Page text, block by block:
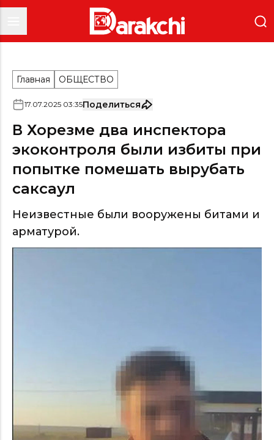
Главная ОБЩЕСТВО
17.07.2025 03:35Поделиться
В Хорезме два инспектора
экоконтроля были избиты при
попытке помешать вырубать
саксаул
Неизвестные были вооружены битами и
арматурой.